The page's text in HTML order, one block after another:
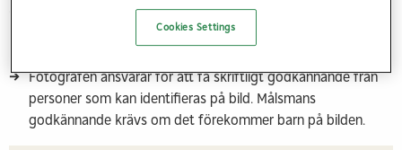
Fotografen medger härmed att Derome Skog lagrar bilden
för bruk i kommunikation som direkt kan relateras till
Fotografen ansvarar för att få skriftligt godkännande från
personer som kan identifieras på bild. Målsmans
godkännande krävs om det förekommer barn på bilden.
Cookies Settings